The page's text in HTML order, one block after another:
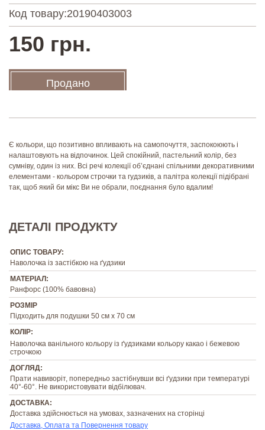
Код товару:20190403003
150 грн.
Продано
Є кольори, що позитивно впливають на самопочуття, заспокоюють і
налаштовують на відпочинок. Цей спокійний, пастельний колір, без
сумніву, один із них. Всі речі колекції об’єднані спільними декоративними
елементами - кольором строчки та гудзиків, а палітра колекції підібрані
так, щоб який би мікс Ви не обрали, поєднання було вдалим!
ДЕТАЛІ ПРОДУКТУ
ОПИС ТОВАРУ:
Наволочка із застібкою на ґудзики
МАТЕРІАЛ:
Ранфорс (100% бавовна)
РОЗМІР
Підходить для подушки 50 см х 70 см
КОЛІР:
Наволочка ванільного кольору із ґудзиками кольору какао і бежевою
строчкою
ДОГЛЯД:
Прати навиворіт, попередньо застібнувши всі ґудзики при температурі
40°-60°. Не використовувати відбілювач.
ДОСТАВКА:
Доставка здійснюється на умовах, зазначених на сторінці
Доставка, Оплата та Повернення товару